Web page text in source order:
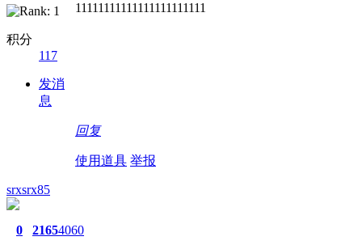
积分
117
发消
息
11111111111111111111111
回复
使用道具 举报
srxsrx85
0 21654060